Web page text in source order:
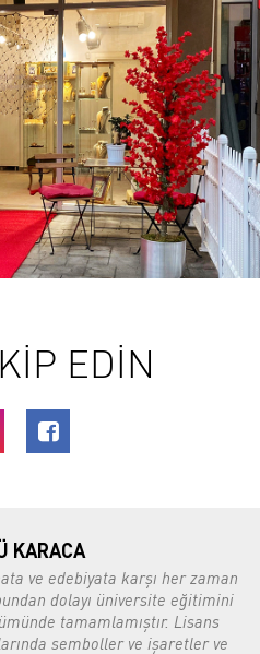
EDİN
KARACA
ve edebiyata karşı her zaman
dolayı üniversite eğitimini
tamamlamıştır. Lisans
semboller ve işaretler ve